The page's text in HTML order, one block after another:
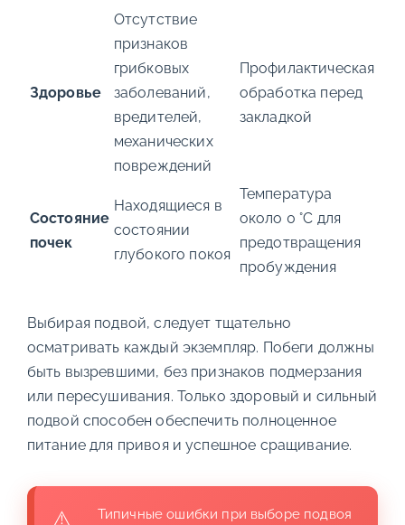
Здоровье
Отсутствие
признаков
грибковых
заболеваний,
вредителей,
механических
повреждений
Профилактическая
обработка перед
закладкой
Состояние
почек
Находящиеся в
состоянии
глубокого покоя
Температура
около 0 °C для
предотвращения
пробуждения
Выбирая подвой, следует тщательно
осматривать каждый экземпляр. Побеги должны
быть вызревшими, без признаков подмерзания
или пересушивания. Только здоровый и сильный
подвой способен обеспечить полноценное
питание для привоя и успешное сращивание.
Типичные ошибки при выборе подвоя